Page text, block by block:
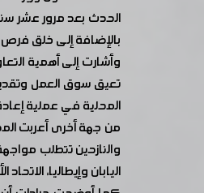
الحدث بعد مرور عشر
بالإضافة إلى خلق
وأشارت إلى أهمية
تعيق سوق العمل
المحلية في عملية
من جهة أخرى أعربت
والنازحين تتطلب
اليابان وإيطاليا، الاتحاد